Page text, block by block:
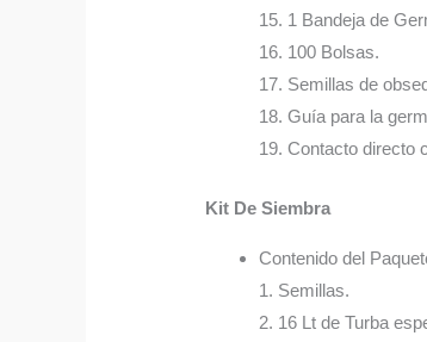
15. 1 Bandeja de
16. 100 Bolsas.
17. Semillas de
18. Guía para la
19. Contacto directo
Kit De Siembra
Contenido del
1. Semillas.
2. 16 Lt de Turba